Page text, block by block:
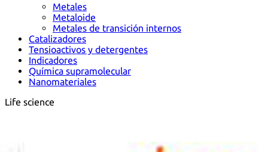
Metales
Metaloide
Metales de transición internos
Catalizadores
Tensioactivos y detergentes
Indicadores
Química supramolecular
Nanomateriales
Life science